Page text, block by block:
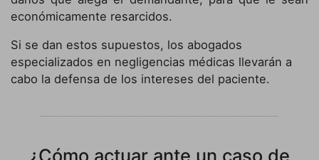
económicamente resarcidos.
Si se dan estos supuestos, los abogados
especializados en negligencias médicas llevarán a
cabo la defensa de los intereses del paciente.
¿Cómo actuar ante un caso de